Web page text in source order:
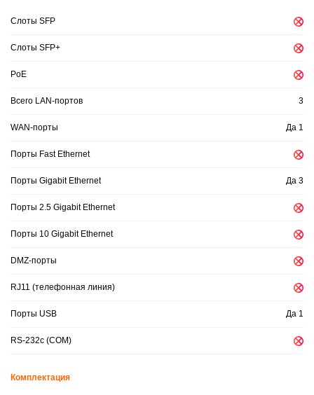
Слоты SFP
Слоты SFP+
PoE
Всего LAN-портов 3
WAN-порты Да 1
Порты Fast Ethernet
Порты Gigabit Ethernet Да 3
Порты 2.5 Gigabit Ethernet
Порты 10 Gigabit Ethernet
DMZ-порты
RJ11 (телефонная линия)
Порты USB Да 1
RS-232c (COM)
Комплектация